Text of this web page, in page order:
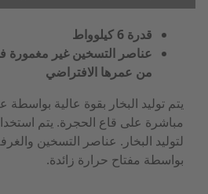
قدرة 6 كيلوواط
عناصر التسخين غير مغمورة
من عمرها الافتراضي
يتم توليد البخار بقوة عالية بواسطة
مباشرة على قاع الحجرة. يتم
لتوليد البخار. عناصر التسخين
بواسطة مفتاح حرارة زائدة.